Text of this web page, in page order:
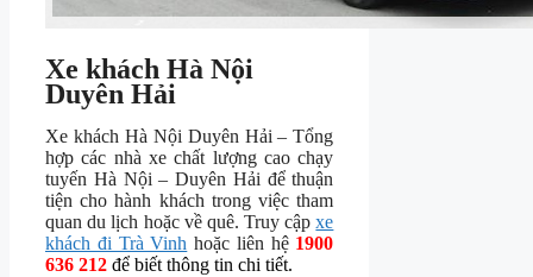
Xe khách Hà Nội
Duyên Hải
Xe khách Hà Nội Duyên Hải – Tổng
hợp các nhà xe chất lượng cao chạy
tuyến Hà Nội – Duyên Hải để thuận
tiện cho hành khách trong việc tham
quan du lịch hoặc về quê. Truy cậpxe
khách đi Trà Vinh hoặc liên hệ 1900
636 212 để biết thông tin chi tiết.